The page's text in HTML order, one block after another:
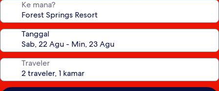
Ke mana?
Tanggal
Traveler